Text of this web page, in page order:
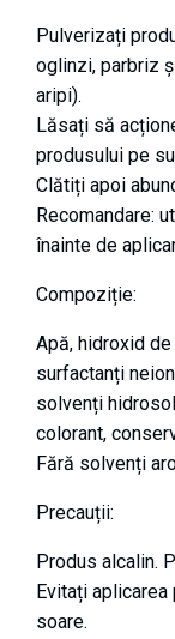
Pulverizați
oglinzi, parbriz
aripi).
Lăsați să
produsului pe
Clătiți apoi
Recomandare:
înainte de
Compoziție:
Apă, hidroxid
surfactanți
solvenți
colorant,
Fără solvenți
Precauții:
Produs alcalin.
Evitați
soare.